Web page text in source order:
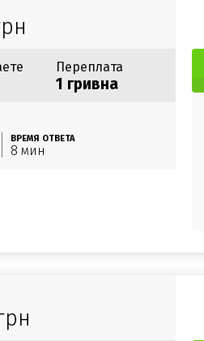
Переплата
1 гривна
ВРЕМЯ ОТВЕТА
8 мин